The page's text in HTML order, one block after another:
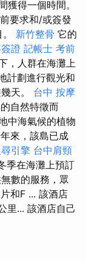
得一個時間。
要求和/或簽發
新竹整骨 它的
證 記帳士 考前
，人群在海灘上
計劃進行觀光和
天。 台中 按摩
自然特徵而
中海氣候的植物
來，該島已成
引擎 台中肩頸
季在海灘上預訂
數的服務，眾
和F ... 該酒店
里... 該酒店自己